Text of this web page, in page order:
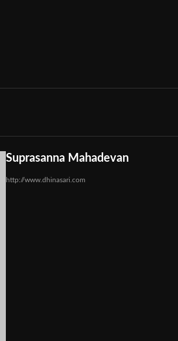
Suprasanna Mahadevan
http://www.dhinasari.com